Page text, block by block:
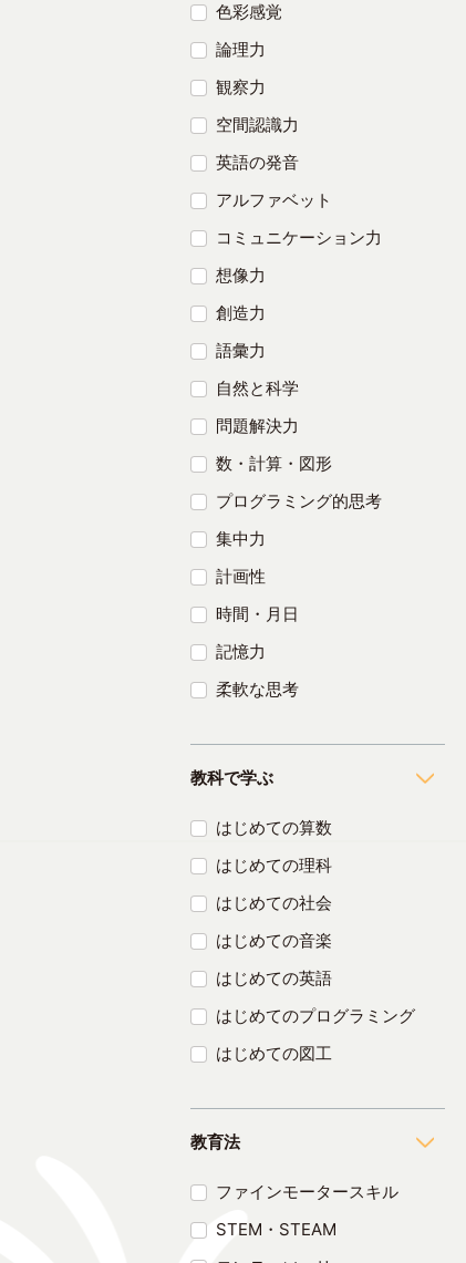
色彩感覚
論理力
観察力
空間認識力
英語の発音
アルファベット
コミュニケーション力
想像力
創造力
語彙力
自然と科学
問題解決力
数・計算・図形
プログラミング的思考
集中力
計画性
時間・月日
記憶力
柔軟な思考
教科で学ぶ
はじめての算数
はじめての理科
はじめての社会
はじめての音楽
はじめての英語
はじめてのプログラミング
はじめての図工
教育法
ファインモータースキル
STEM・STEAM